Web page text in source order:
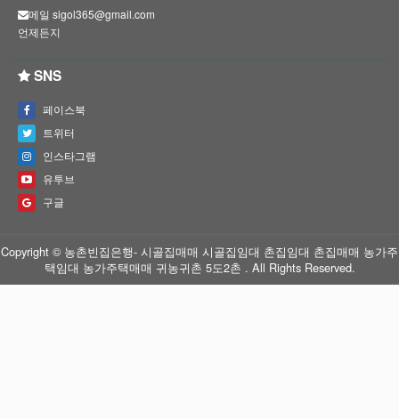
메일 sigol365@gmail.com
언제든지
SNS
페이스북
트위터
인스타그램
유투브
구글
Copyright © 농촌빈집은행- 시골집매매 시골집임대 촌집임대 촌집매매 농가주
택임대 농가주택매매 귀농귀촌 5도2촌 . All Rights Reserved.